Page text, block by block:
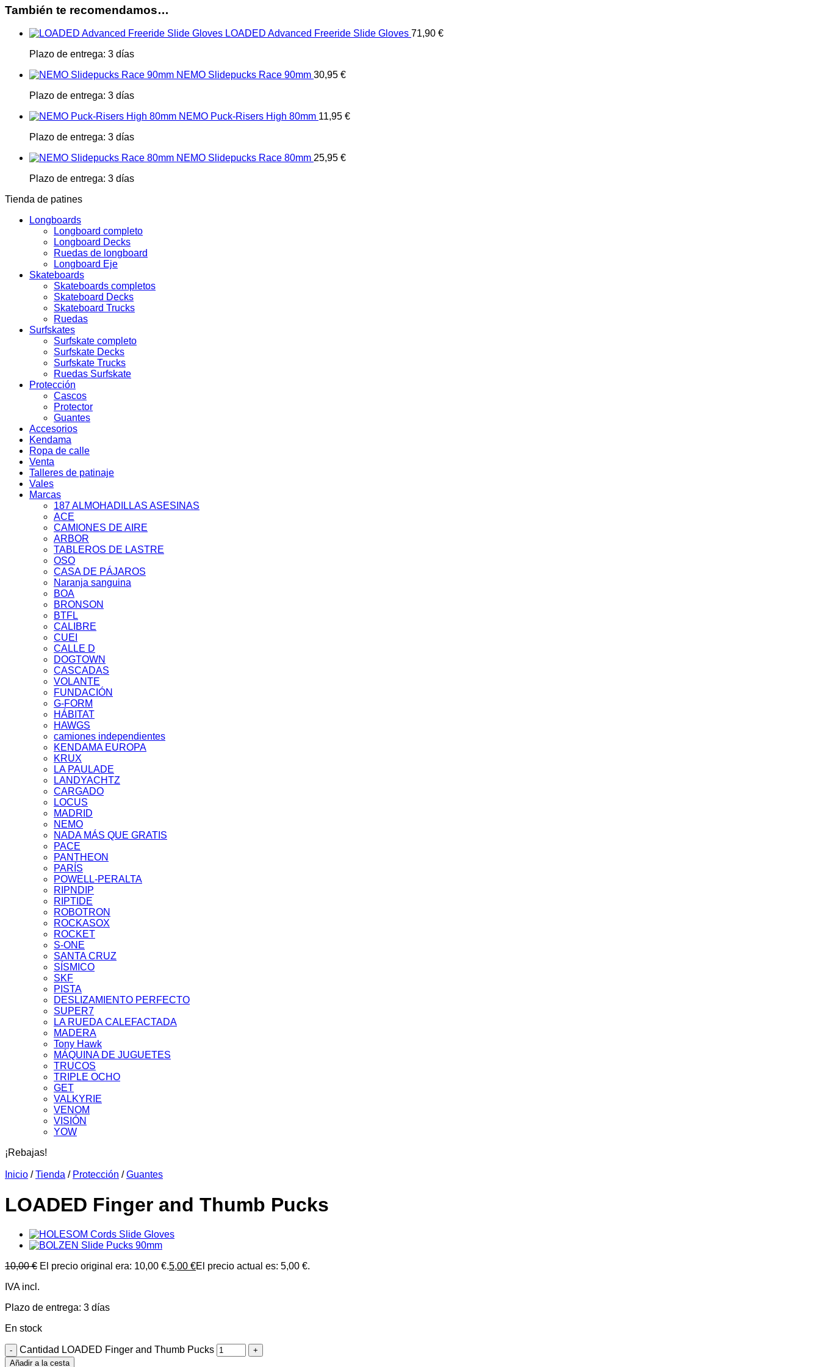
También te recomendamos…
LOADED Advanced Freeride Slide Gloves 71,90 €
Plazo de entrega: 3 días
NEMO Slidepucks Race 90mm 30,95 €
Plazo de entrega: 3 días
NEMO Puck-Risers High 80mm 11,95 €
Plazo de entrega: 3 días
NEMO Slidepucks Race 80mm 25,95 €
Plazo de entrega: 3 días
Tienda de patines
Longboards
Longboard completo
Longboard Decks
Ruedas de longboard
Longboard Eje
Skateboards
Skateboards completos
Skateboard Decks
Skateboard Trucks
Ruedas
Surfskates
Surfskate completo
Surfskate Decks
Surfskate Trucks
Ruedas Surfskate
Protección
Cascos
Protector
Guantes
Accesorios
Kendama
Ropa de calle
Venta
Talleres de patinaje
Vales
Marcas
187 ALMOHADILLAS ASESINAS
ACE
CAMIONES DE AIRE
ARBOR
TABLEROS DE LASTRE
OSO
CASA DE PÁJAROS
Naranja sanguina
BOA
BRONSON
BTFL
CALIBRE
CUEI
CALLE D
DOGTOWN
CASCADAS
VOLANTE
FUNDACIÓN
G-FORM
HÁBITAT
HAWGS
camiones independientes
KENDAMA EUROPA
KRUX
LA PAULADE
LANDYACHTZ
CARGADO
LOCUS
MADRID
NEMO
NADA MÁS QUE GRATIS
PACE
PANTHEON
PARÍS
POWELL-PERALTA
RIPNDIP
RIPTIDE
ROBOTRON
ROCKASOX
ROCKET
S-ONE
SANTA CRUZ
SÍSMICO
SKF
PISTA
DESLIZAMIENTO PERFECTO
SUPER7
LA RUEDA CALEFACTADA
MADERA
Tony Hawk
MÁQUINA DE JUGUETES
TRUCOS
TRIPLE OCHO
GET
VALKYRIE
VENOM
VISIÓN
YOW
¡Rebajas!
Inicio / Tienda / Protección / Guantes
LOADED Finger and Thumb Pucks
10,00€ El precio original era: 10,00 €.5,00 €El precio actual es: 5,00 €.
IVA incl.
Plazo de entrega: 3 días
En stock
Cantidad LOADED Finger and Thumb Pucks
Añadir a la cesta